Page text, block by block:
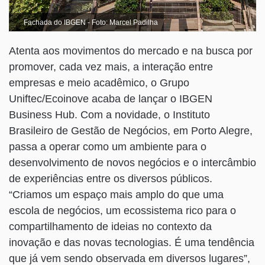
Fachada do IBGEN - Foto: Marcel Padilha
Atenta aos movimentos do mercado e na busca por
promover, cada vez mais, a interação entre
empresas e meio acadêmico, o Grupo
Uniftec/Ecoinove acaba de lançar o IBGEN
Business Hub. Com a novidade, o Instituto
Brasileiro de Gestão de Negócios, em Porto Alegre,
passa a operar como um ambiente para o
desenvolvimento de novos negócios e o intercâmbio
de experiências entre os diversos públicos.
“Criamos um espaço mais amplo do que uma
escola de negócios, um ecossistema rico para o
compartilhamento de ideias no contexto da
inovação e das novas tecnologias. É uma tendência
que já vem sendo observada em diversos lugares”,